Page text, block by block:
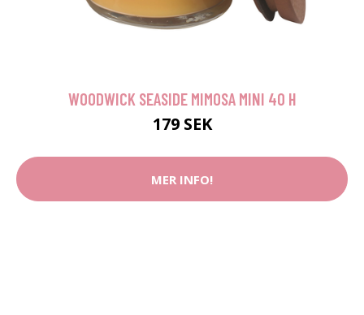
WOODWICK SEASIDE MIMOSA MINI 40 H
179 SEK
MER INFO!